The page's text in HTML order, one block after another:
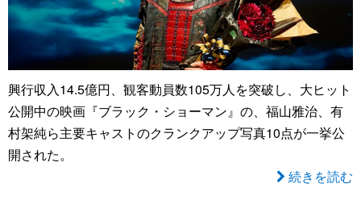
興行収入14.5億円、観客動員数105万人を突破し、大ヒット
公開中の映画『ブラック・ショーマン』の、福山雅治、有
村架純ら主要キャストのクランクアップ写真10点が一挙公
開された。
続きを読む